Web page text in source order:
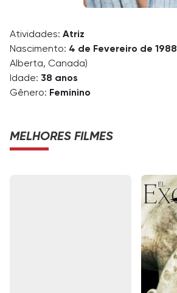
Atividades: Atriz
Nascimento: 4 de Fevereiro de 1988
Alberta, Canada)
Idade: 38 anos
Gênero: Feminino
MELHORES FILMES